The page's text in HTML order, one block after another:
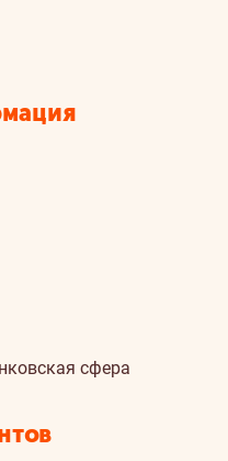
сфера